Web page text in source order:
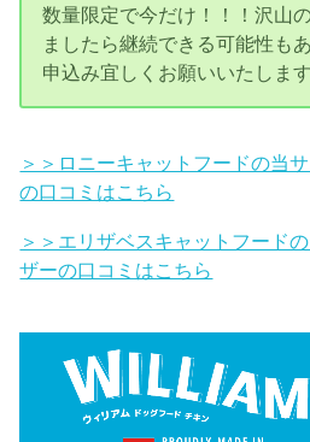
数量限定で今だけ！！！沢山
ましたら継続できる可能性も
申込み宜しくお願いいたしま
＞＞ロニーキャットフードの当
の口コミはこちら
＞＞エリザベスキャットフード
ザーの口コミはこちら